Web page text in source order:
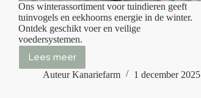
Ons winterassortiment voor tuindieren geeft
tuinvogels en eekhoorns energie in de winter.
Ontdek geschikt voer en veilige
voedersystemen.
Lees meer
Help
tuindieren
Auteur Kanariefarm 1 december 2025